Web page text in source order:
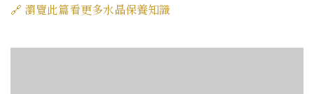
🔗 瀏覽此篇看更多水晶保養知識